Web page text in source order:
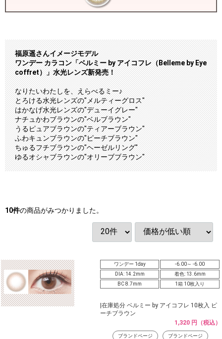
福原遥さんイメージモデル
ワンデー カラコン「ベルミー by アイコフレ（Belleme by Eye
coffret）」水光レンズ新発売！
なりたいわたしを、えらべるミー♪
とろける水光レンズの"メルティーグロス"
はかなげ水光レンズの"デューイグレー"
ナチュかわブラウンの"ベルブラウン"
うるピュアブラウンの"ティアーブラウン"
ふわキュンブラウンの"ピーチブラウン"
ちゅるフチブラウンの"ヘーゼルリング"
ゆるオシャブラウンの"オリーブブラウン"
10件の商品がみつかりました。
ワンデー 1day
-6.00～ -6.00
DIA: 14.2mm
着色: 13.6mm
BC 8.7mm
1箱 10枚入り
|在庫処分 ベルミー by アイコフレ 10枚入 ピ
ーチブラウン
1,320 円（税込）
ブランドページ ブランドページ